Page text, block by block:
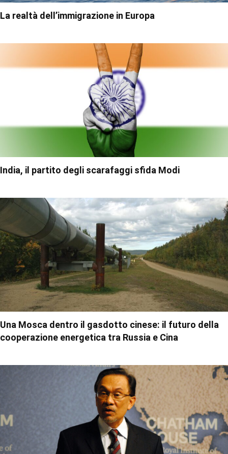
La realtà dell’immigrazione in Europa
India, il partito degli scarafaggi sfida Modi
Una Mosca dentro il gasdotto cinese: il futuro della
cooperazione energetica tra Russia e Cina